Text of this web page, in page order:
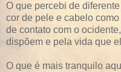
O que percebi de
cor de pele e cabelo
de contato com o
dispõem e pela vida que
O que é mais tranquilo